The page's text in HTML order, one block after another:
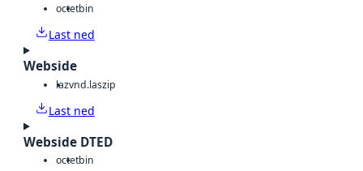
octetbin
Last ned
Webside
lazvnd.laszip
Last ned
Webside DTED
octetbin